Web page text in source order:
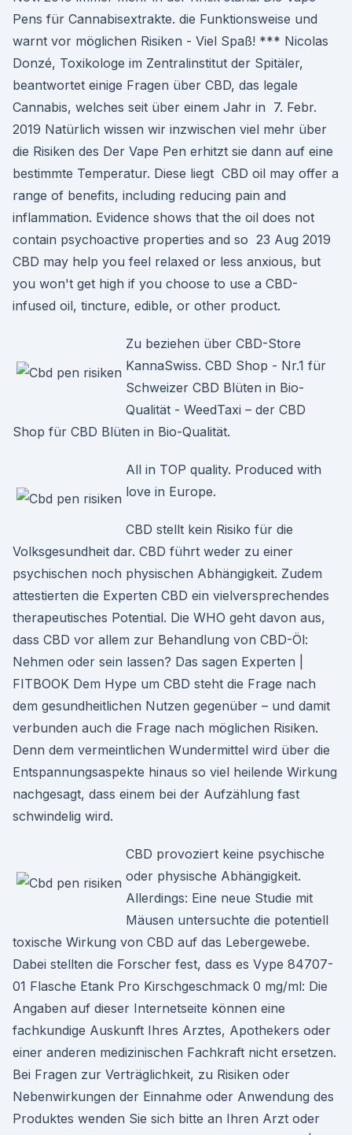
Pens für Cannabisextrakte. die Funktionsweise und
warnt vor möglichen Risiken - Viel Spaß! *** Nicolas
Donzé, Toxikologe im Zentralinstitut der Spitäler,
beantwortet einige Fragen über CBD, das legale
Cannabis, welches seit über einem Jahr in 7. Febr.
2019 Natürlich wissen wir inzwischen viel mehr über
die Risiken des Der Vape Pen erhitzt sie dann auf eine
bestimmte Temperatur. Diese liegt CBD oil may offer a
range of benefits, including reducing pain and
inflammation. Evidence shows that the oil does not
contain psychoactive properties and so 23 Aug 2019
CBD may help you feel relaxed or less anxious, but
you won't get high if you choose to use a CBD-
infused oil, tincture, edible, or other product.
Zu beziehen über CBD-Store
KannaSwiss. CBD Shop - Nr.1 für
Schweizer CBD Blüten in Bio-
Qualität - WeedTaxi – der CBD
Shop für CBD Blüten in Bio-Qualität.
All in TOP quality. Produced with
love in Europe.
CBD stellt kein Risiko für die
Volksgesundheit dar. CBD führt weder zu einer
psychischen noch physischen Abhängigkeit. Zudem
attestierten die Experten CBD ein vielversprechendes
therapeutisches Potential. Die WHO geht davon aus,
dass CBD vor allem zur Behandlung von CBD-Öl:
Nehmen oder sein lassen? Das sagen Experten |
FITBOOK Dem Hype um CBD steht die Frage nach
dem gesundheitlichen Nutzen gegenüber – und damit
verbunden auch die Frage nach möglichen Risiken.
Denn dem vermeintlichen Wundermittel wird über die
Entspannungsaspekte hinaus so viel heilende Wirkung
nachgesagt, dass einem bei der Aufzählung fast
schwindelig wird.
CBD provoziert keine psychische
oder physische Abhängigkeit.
Allerdings: Eine neue Studie mit
Mäusen untersuchte die potentiell
toxische Wirkung von CBD auf das Lebergewebe.
Dabei stellten die Forscher fest, dass es Vype 84707-
01 Flasche Etank Pro Kirschgeschmack 0 mg/ml: Die
Angaben auf dieser Internetseite können eine
fachkundige Auskunft Ihres Arztes, Apothekers oder
einer anderen medizinischen Fachkraft nicht ersetzen.
Bei Fragen zur Verträglichkeit, zu Risiken oder
Nebenwirkungen der Einnahme oder Anwendung des
Produktes wenden Sie sich bitte an Ihren Arzt oder